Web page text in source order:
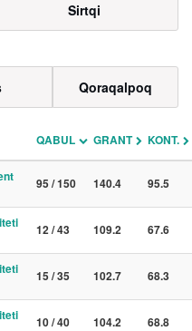
Sirtqi
Qoraqalpoq
QABUL GRANT KONT.
95 / 150 140.4 95.5
12 / 43 109.2 67.6
15 / 35 102.7 68.3
10 / 40 104.2 68.8